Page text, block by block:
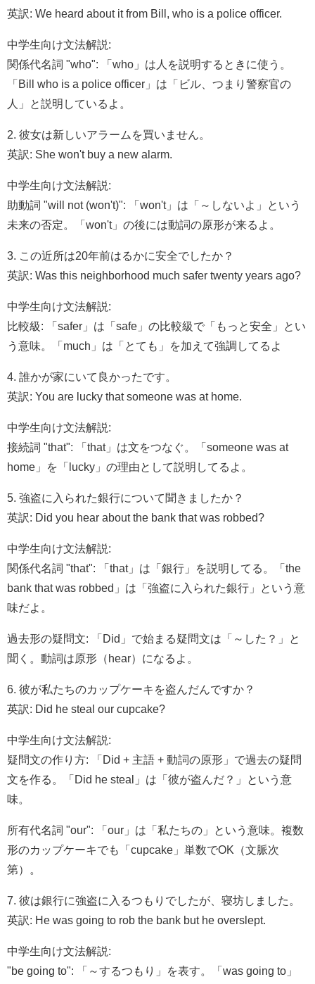
英訳: We heard about it from Bill, who is a police officer.
中学生向け文法解説:
関係代名詞 "who": 「who」は人を説明するときに使う。
「Bill who is a police officer」は「ビル、つまり警察官の
人」と説明しているよ。
2. 彼女は新しいアラームを買いません。
英訳: She won't buy a new alarm.
中学生向け文法解説:
助動詞 "will not (won't)": 「won't」は「～しないよ」という
未来の否定。「won't」の後には動詞の原形が来るよ。
3. この近所は20年前はるかに安全でしたか？
英訳: Was this neighborhood much safer twenty years ago?
中学生向け文法解説:
比較級: 「safer」は「safe」の比較級で「もっと安全」とい
う意味。「much」は「とても」を加えて強調してるよ
4. 誰かが家にいて良かったです。
英訳: You are lucky that someone was at home.
中学生向け文法解説:
接続詞 "that": 「that」は文をつなぐ。「someone was at
home」を「lucky」の理由として説明してるよ。
5. 強盗に入られた銀行について聞きましたか？
英訳: Did you hear about the bank that was robbed?
中学生向け文法解説:
関係代名詞 "that": 「that」は「銀行」を説明してる。「the
bank that was robbed」は「強盗に入られた銀行」という意
味だよ。
過去形の疑問文: 「Did」で始まる疑問文は「～した？」と
聞く。動詞は原形（hear）になるよ。
6. 彼が私たちのカップケーキを盗んだんですか？
英訳: Did he steal our cupcake?
中学生向け文法解説:
疑問文の作り方: 「Did + 主語 + 動詞の原形」で過去の疑問
文を作る。「Did he steal」は「彼が盗んだ？」という意
味。
所有代名詞 "our": 「our」は「私たちの」という意味。複数
形のカップケーキでも「cupcake」単数でOK（文脈次
第）。
7. 彼は銀行に強盗に入るつもりでしたが、寝坊しました。
英訳: He was going to rob the bank but he overslept.
中学生向け文法解説:
"be going to": 「～するつもり」を表す。「was going to」